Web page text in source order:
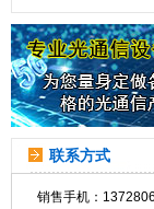
联系方式
销售手机：